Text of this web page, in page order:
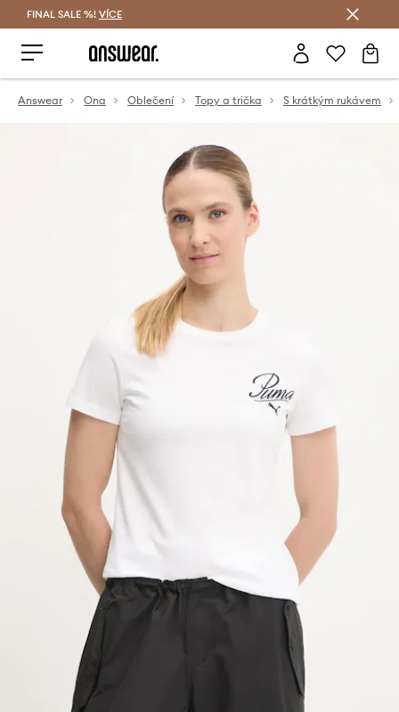
FINAL SALE %! VÍCE
Answear Ona Oblečení Topy a trička S krátkým rukávem